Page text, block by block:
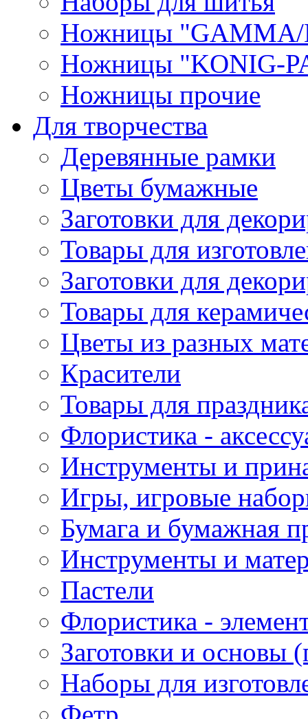
Ножницы "GAMMA/
Ножницы "KONIG-
Ножницы прочие
Для творчества
Деревянные рамки
Цветы бумажные
Заготовки для
Товары для
Заготовки для
Товары для
Цветы из разных
Красители
Товары для
Флористика -
Инструменты и
Игры, игровые
Бумага и бумажная
Инструменты и
Пастели
Флористика -
Заготовки и основы
Наборы для